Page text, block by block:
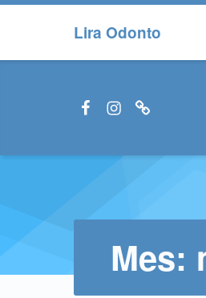
Lira Odonto
Facebook LiraOdonto
Instagram LiraOdonto
Site LiraOdonto
Mes: